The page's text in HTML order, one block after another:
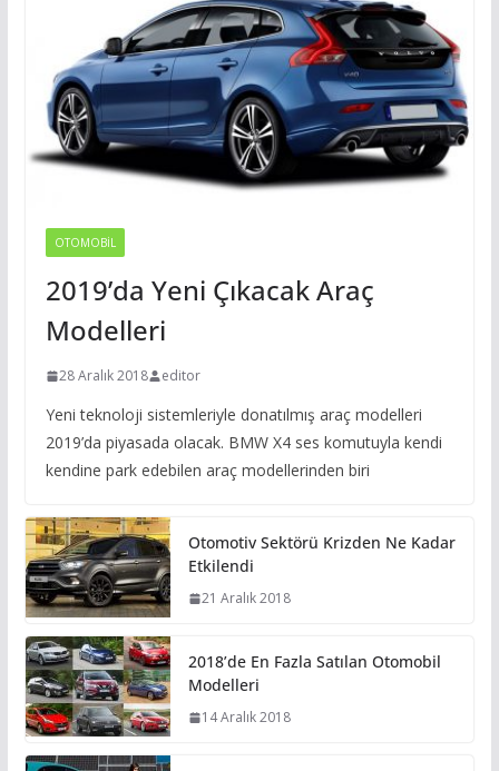
OTOMOBIL
2019’da Yeni Çıkacak Araç
Modelleri
28 Aralık 2018 editor
Yeni teknoloji sistemleriyle donatılmış araç modelleri
2019’da piyasada olacak. BMW X4 ses komutuyla kendi
kendine park edebilen araç modellerinden biri
Otomotiv Sektörü Krizden Ne Kadar
Etkilendi
21 Aralık 2018
2018’de En Fazla Satılan Otomobil
Modelleri
14 Aralık 2018